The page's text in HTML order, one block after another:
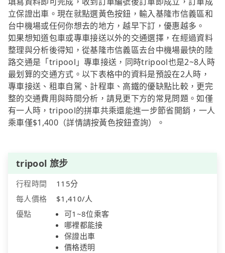
立保證出車。現在就點選黃色按鈕，輸入基隆市信義區和
台中機場或任何你想去的地方，越早下訂，優惠越多。
如果想知道包車或專車接送以外的交通選擇，在經過資料
整理與分析後得知，從基隆市信義區去台中機場最快的陸
路交通是「tripool」專車接送，同時tripool也是2~8人時
最划算的交通方式。以下表格中的資料是預設在2人時，
專車接送、租車自駕、計程車、高鐵的優缺點比較，更完
整的交通費用與時間分析，請見更下方的常見問題。如僅
有一人時，tripool的拼車共乘還能進一步節省開銷，一人
乘車僅$1,400（詳情請按黃色按鈕查詢）。
tripool 旅步
行程時間
115分
每人價格
$1,410/人
優點
可1~8位乘客
哪裡都能接
保證出車
價格透明